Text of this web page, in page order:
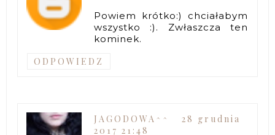
Powiem krótko:) chciałabym
wszystko :). Zwłaszcza ten
kominek.
ODPOWIEDZ
JAGODOWA^^
28 grudnia
2017 21:48